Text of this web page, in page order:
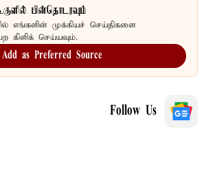
பின்தொடரவும்
எங்களின் முக்கியச் செய்திகளை
கிளிக் செய்யவும்.
Add as Preferred Source
Follow Us